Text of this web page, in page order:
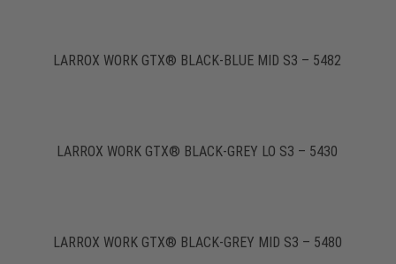
LARROX WORK GTX® BLACK-BLUE MID S3 – 5482
LARROX WORK GTX® BLACK-GREY LO S3 – 5430
LARROX WORK GTX® BLACK-GREY MID S3 – 5480